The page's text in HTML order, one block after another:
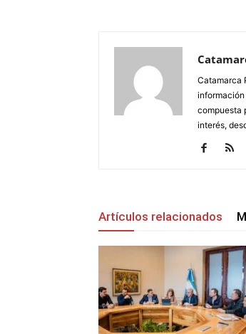
Catamarca
compuesta
interés,
Artículos relacionados